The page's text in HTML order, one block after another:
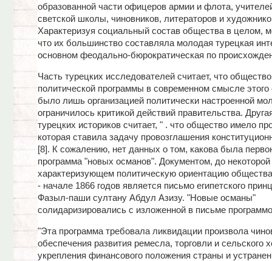
образованной части офицеров армии и флота,
светской школы, чиновников, литераторов и
Характеризуя социальный состав общества в целом,
что их большинство составляла молодая турецкая
основном феодально-бюрократическая по
Часть турецких исследователей считает, что
политической программы в современном смысле этого
было лишь организацией политически настроенной
ограничилось критикой действий правительства.
турецких историков считает, " . что общество имело
которая ставила задачу провозглашения
[8]. К сожалению, нет данных о том, какова была
программа "новых османов". Документом, до некоторой
характеризующем политическую ориентацию
- начале 1866 годов является письмо египетского
Фазыл-паши султану Абдул Азизу. "Новые османы"
солидаризировались с изложенной в письме
"Эта программа требовала ликвидации произвола
обеспечения развития ремесла, торговли и сельского
укрепления финансового положения страны и